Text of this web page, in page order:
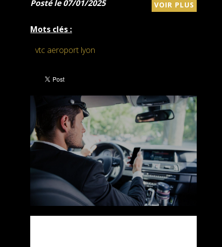
Posté le 07/01/2025 VOIR PLUS
Mots clés :
vtc aeroport lyon